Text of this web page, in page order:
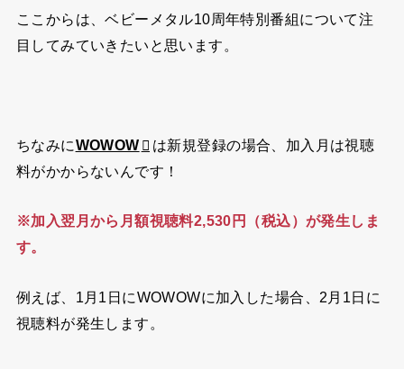
ここからは、ベビーメタル10周年特別番組について注
目してみていきたいと思います。
ちなみにWOWOW
は新規登録の場合、加入月は視聴
料がかからないんです！
※加入翌月から月額視聴料2,530円（税込）が発生しま
す。
例えば、1月1日にWOWOWに加入した場合、2月1日に
視聴料が発生します。